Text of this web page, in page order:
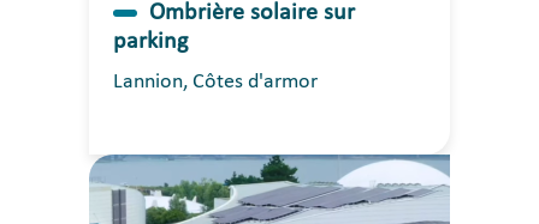
Ombrière solaire sur
parking
Lannion, Côtes d'armor